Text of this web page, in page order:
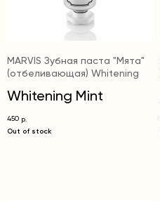
MARVIS Зубная паста "Мята"
(отбеливающая) Whitening
Whitening Mint
450 р.
Out of stock